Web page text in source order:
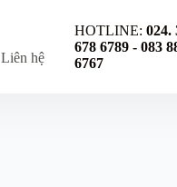
Liên hệ
HOTLINE:024.
678 6789 -083
6767